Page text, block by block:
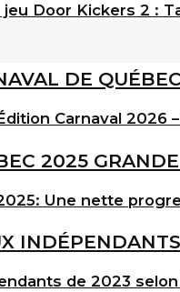
Door Kickers 2 :
Carnaval 2026
Une nette
de 2023